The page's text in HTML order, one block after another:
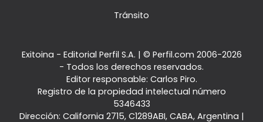
Tránsito
Exitoina - Editorial Perfil S.A. | © Perfil.com 2006-2026
- Todos los derechos reservados.
Editor responsable: Carlos Piro.
Registro de la propiedad intelectual número
5346433
Dirección: California 2715, C1289ABI, CABA, Argentina |